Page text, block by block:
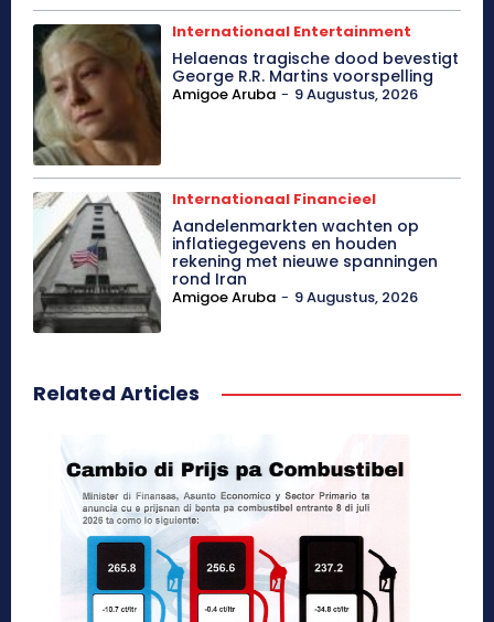
Internationaal Entertainment
Helaenas tragische dood bevestigt
George R.R. Martins voorspelling
Amigoe Aruba - 9 Augustus, 2026
Internationaal Financieel
Aandelenmarkten wachten op
inflatiegegevens en houden
rekening met nieuwe spanningen
rond Iran
Amigoe Aruba - 9 Augustus, 2026
Related Articles